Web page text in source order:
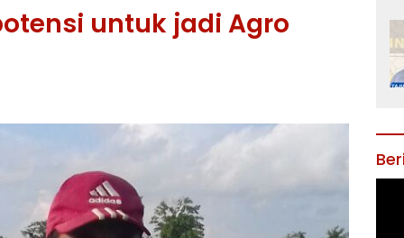
untuk jadi Agro